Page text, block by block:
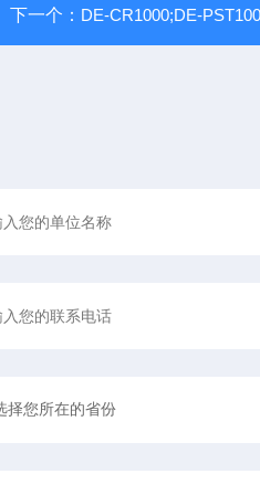
下一个： DE-CR1000;DE-PST1000DE-CR/